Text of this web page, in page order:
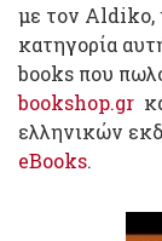
με τον Aldiko,
κατηγορία
books που
bookshop.gr
ελληνικών
eBooks.